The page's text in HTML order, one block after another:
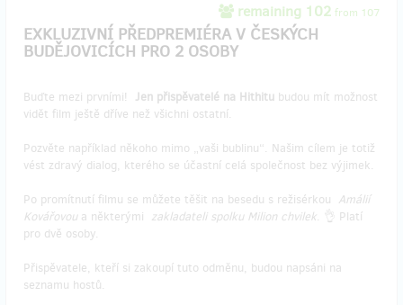
remaining 102 from 107
EXKLUZIVNÍ PŘEDPREMIÉRA V ČESKÝCH
BUDĚJOVICÍCH PRO 2 OSOBY
Buďte mezi prvními! Jen přispěvatelé na Hithitu budou mít možnost
vidět film ještě dříve než všichni ostatní.
Pozvěte například někoho mimo „vaši bublinu“. Našim cílem je totiž
vést zdravý dialog, kterého se účastní celá společnost bez výjimek.
Po promítnutí filmu se můžete těšit na besedu s režisérkou Amálií
Kovářovou a některými zakladateli spolku Milion chvilek. 👌 Platí
pro dvě osoby.
Přispěvatele, kteří si zakoupí tuto odměnu, budou napsáni na
seznamu hostů.